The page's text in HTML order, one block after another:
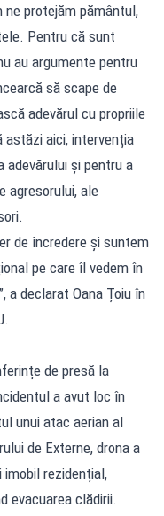
protejăm pământul,
Pentru că sunt
au argumente pentru
să scape de
adevărul cu propriile
aici, intervenția
adevărului și pentru a
agresorului, ale
de încredere și suntem
pe care îl vedem în
a declarat Oana Țoiu în
de presă la
a avut loc în
unui atac aerian al
de Externe, drona a
rezidențial,
evacuarea clădirii.